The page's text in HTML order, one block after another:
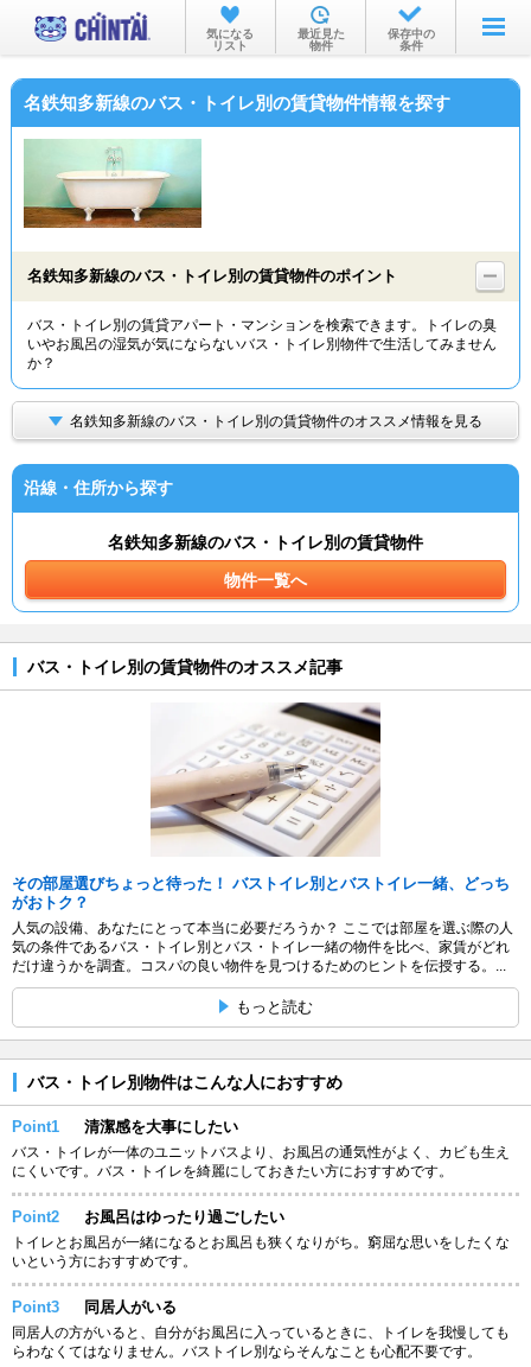
お部屋を探す
沿線・駅から
物件特集から
TOP
気になる
リスト
最近見た
物件
保存中の
条件
名鉄知多新線のバス・トイレ別の賃貸物件情報を探す
名鉄知多新線のバス・トイレ別の賃貸物件のポイント
バス・トイレ別の賃貸アパート・マンションを検索できます。トイレの臭
いやお風呂の湿気が気にならないバス・トイレ別物件で生活してみません
か？
名鉄知多新線のバス・トイレ別の賃貸物件のオススメ情報を見る
沿線・住所から探す
名鉄知多新線のバス・トイレ別の賃貸物件
物件一覧へ
バス・トイレ別の賃貸物件のオススメ記事
その部屋選びちょっと待った！ バストイレ別とバストイレ一緒、どっち
がおトク？
人気の設備、あなたにとって本当に必要だろうか？ ここでは部屋を選ぶ際の人
気の条件であるバス・トイレ別とバス・トイレ一緒の物件を比べ、家賃がどれ
だけ違うかを調査。コスパの良い物件を見つけるためのヒントを伝授する。...
もっと読む
バス・トイレ別物件はこんな人におすすめ
Point1 清潔感を大事にしたい
バス・トイレが一体のユニットバスより、お風呂の通気性がよく、カビも生え
にくいです。バス・トイレを綺麗にしておきたい方におすすめです。
Point2 お風呂はゆったり過ごしたい
トイレとお風呂が一緒になるとお風呂も狭くなりがち。窮屈な思いをしたくな
いという方におすすめです。
Point3 同居人がいる
同居人の方がいると、自分がお風呂に入っているときに、トイレを我慢しても
らわなくてはなりません。バストイレ別ならそんなことも心配不要です。